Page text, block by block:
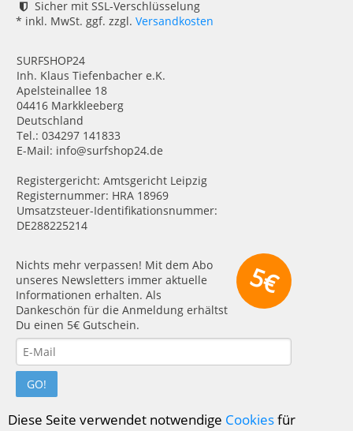
Sicher mit SSL-Verschlüsselung
* inkl. MwSt. ggf. zzgl. Versandkosten
SURFSHOP24
Inh. Klaus Tiefenbacher e.K.
Apelsteinallee 18
04416 Markkleeberg
Deutschland
Tel.: 034297 141833
E-Mail: info@surfshop24.de
Registergericht: Amtsgericht Leipzig
Registernummer: HRA 18969
Umsatzsteuer-Identifikationsnummer:
DE288225214
5€
Nichts mehr verpassen! Mit dem Abo
unseres Newsletters immer aktuelle
Informationen erhalten. Als
Dankeschön für die Anmeldung erhältst
Du einen 5€ Gutschein.
GO!
Diese Seite verwendet notwendige Cookiesfür